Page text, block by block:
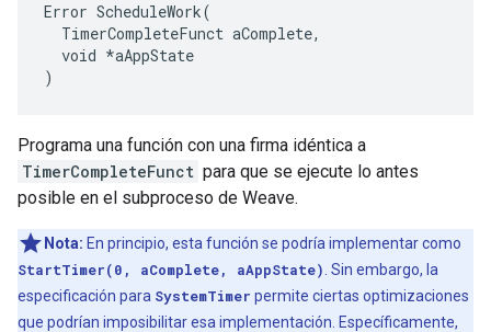
Error ScheduleWork(
  TimerCompleteFunct aComplete,
  void *aAppState
)
Programa una función con una firma idéntica a
TimerCompleteFunct para que se ejecute lo antes
posible en el subproceso de Weave.
Nota: En principio, esta función se podría implementar como
StartTimer(0, aComplete, aAppState) . Sin embargo, la
especificación para SystemTimer permite ciertas optimizaciones
que podrían imposibilitar esa implementación. Específicamente,